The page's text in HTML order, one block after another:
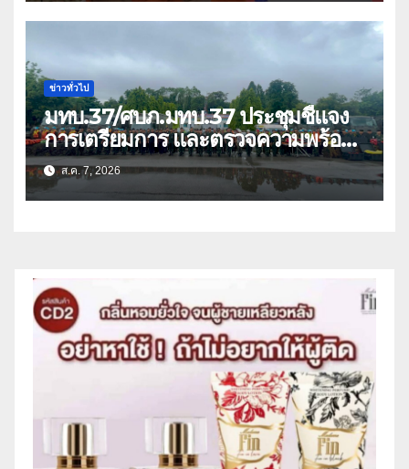
ข่าวทั่วไป
มทบ.37/ศบภ.มทบ.37 ประชุมชี้แจง
การเตรียมการ และตรวจความพร้อม
ด้านการบรรเทาสาธารณภัย
ส.ค. 7, 2026